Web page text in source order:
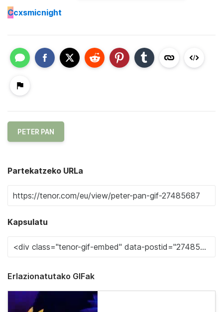
Ccxsmicnight
PETER PAN
Partekatzeko URLa
Kapsulatu
Erlazionatutako GIFak